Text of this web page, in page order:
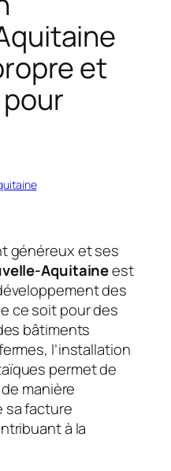
et
généreux et ses
Aquitaineest
des
ce soit pour des
bâtiments
l’installation
permet de
manière
sa facture
à la